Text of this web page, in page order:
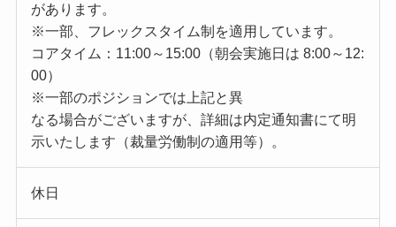
があります。
※一部、フレックスタイム制を適用しています。
コアタイム：11:00～15:00（朝会実施日は 8:00～12:
00）
※一部のポジションでは上記と異
なる場合がございますが、詳細は内定通知書にて明
示いたします（裁量労働制の適用等）。
休日